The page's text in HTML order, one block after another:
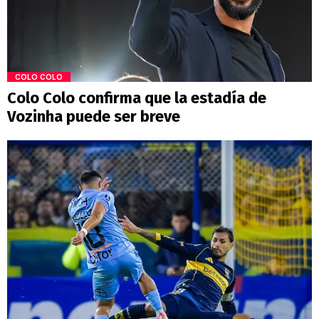
COLO COLO
Colo Colo confirma que la estadía de
Vozinha puede ser breve